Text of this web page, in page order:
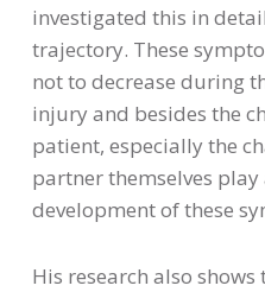
investigated this in
trajectory. These
not to decrease during
injury and besides the
patient, especially the
partner themselves play
development of these
His research also